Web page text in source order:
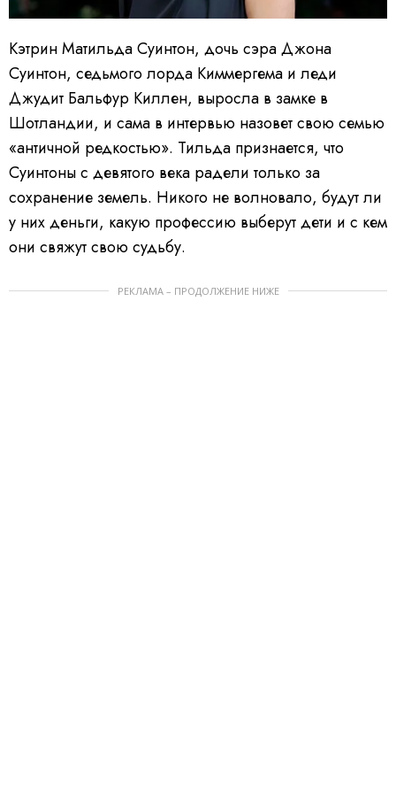
Кэтрин Матильда Суинтон, дочь сэра Джона
Суинтон, седьмого лорда Киммергема и леди
Джудит Бальфур Киллен, выросла в замке в
Шотландии, и сама в интервью назовет свою семью
«античной редкостью». Тильда признается, что
Суинтоны с девятого века радели только за
сохранение земель. Никого не волновало, будут ли
у них деньги, какую профессию выберут дети и с кем
они свяжут свою судьбу.
РЕКЛАМА – ПРОДОЛЖЕНИЕ НИЖЕ